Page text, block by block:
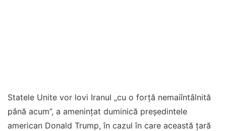
Statele Unite vor lovi Iranul „cu o forță nemaiîntâlnită
până acum”, a amenințat duminică președintele
american Donald Trump, în cazul în care această țară